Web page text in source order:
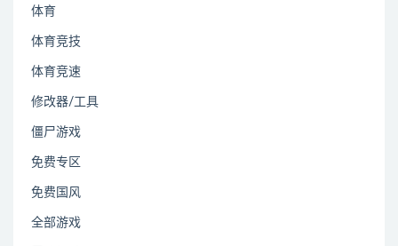
体育
体育竞技
体育竞速
修改器/工具
僵尸游戏
免费专区
免费国风
全部游戏